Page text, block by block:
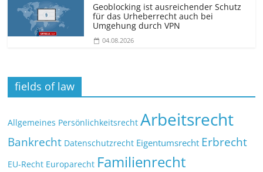
Geoblocking ist ausreichender Schutz
für das Urheberrecht auch bei
Umgehung durch VPN
04.08.2026
fields of law
Allgemeines Persönlichkeitsrecht Arbeitsrecht
Bankrecht Datenschutzrecht Eigentumsrecht Erbrecht
EU-Recht Europarecht Familienrecht